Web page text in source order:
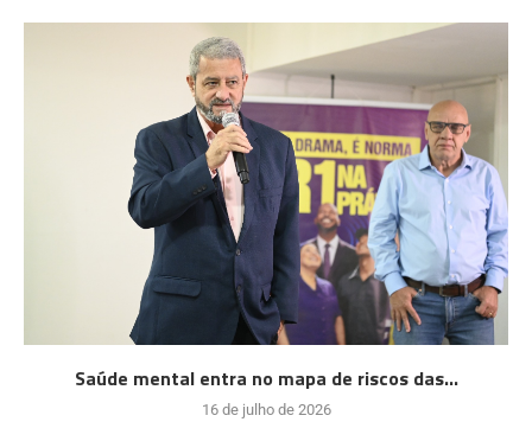
Saúde mental entra no mapa de riscos das...
16 de julho de 2026